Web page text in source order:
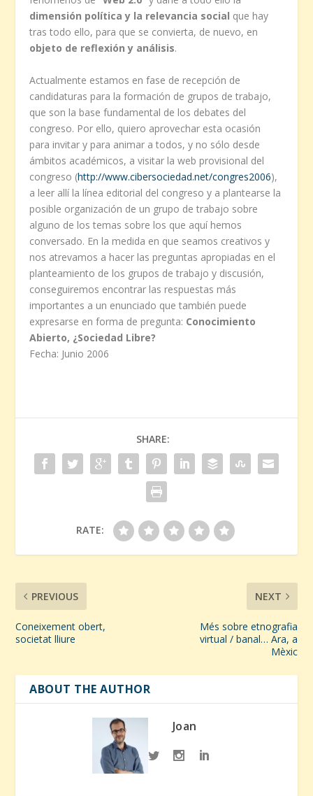
dimensión política y la relevancia social que hay
tras todo ello, para que se convierta, de nuevo, en
objeto de reflexión y análisis.
Actualmente estamos en fase de recepción de
candidaturas para la formación de grupos de trabajo,
que son la base fundamental de los debates del
congreso. Por ello, quiero aprovechar esta ocasión
para invitar y para animar a todos, y no sólo desde
ámbitos académicos, a visitar la web provisional del
congreso (http://www.cibersociedad.net/congres2006),
a leer allí la línea editorial del congreso y a plantearse la
posible organización de un grupo de trabajo sobre
alguno de los temas sobre los que aquí hemos
conversado. En la medida en que seamos creativos y
nos atrevamos a hacer las preguntas apropiadas en el
planteamiento de los grupos de trabajo y discusión,
conseguiremos encontrar las respuestas más
importantes a un enunciado que también puede
expresarse en forma de pregunta: Conocimiento
Abierto, ¿Sociedad Libre?
Fecha: Junio 2006
SHARE:
RATE:
PREVIOUS
Coneixement obert,
societat lliure
NEXT
Més sobre etnografia
virtual / banal… Ara, a
Mèxic
ABOUT THE AUTHOR
Joan